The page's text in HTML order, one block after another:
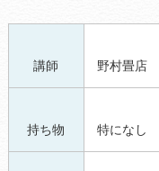
講師 野村畳店
持ち物 特になし